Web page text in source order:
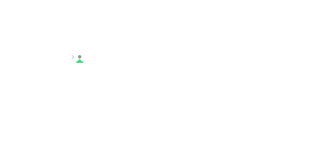
FC Hard 0-2 FC Egg